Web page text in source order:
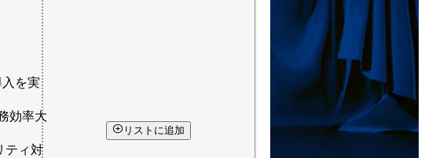
を実
効率大
ティ対
リストに追加